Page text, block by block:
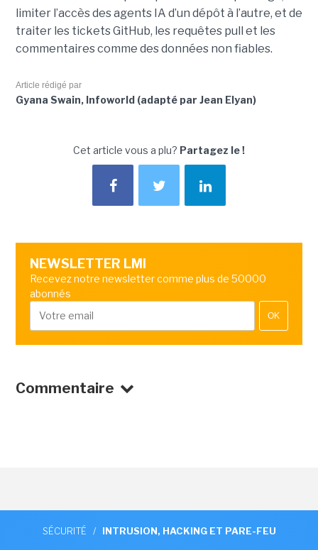
limiter l’accès des agents IA d’un dépôt à l’autre, et de
traiter les tickets GitHub, les requêtes pull et les
commentaires comme des données non fiables.
Article rédigé par
Gyana Swain, Infoworld (adapté par Jean Elyan)
Cet article vous a plu? Partagez le !
NEWSLETTER LMI
Recevez notre newsletter comme plus de 50000
abonnés
OK
Commentaire
SÉCURITÉ / INTRUSION, HACKING ET PARE-FEU